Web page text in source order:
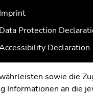
Imprint
Data Protection
Declaration
sowie die
an die